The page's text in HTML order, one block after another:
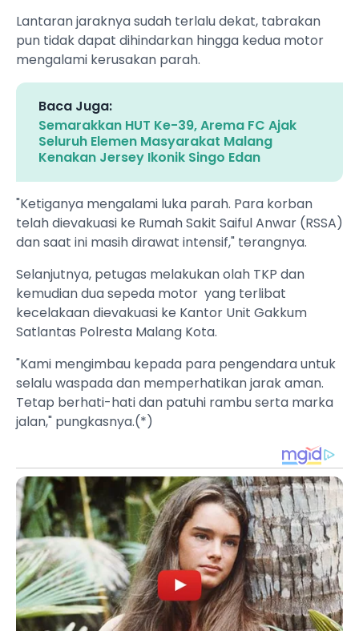
Lantaran jaraknya sudah terlalu dekat, tabrakan
pun tidak dapat dihindarkan hingga kedua motor
mengalami kerusakan parah.
Baca Juga:
Semarakkan HUT Ke-39, Arema FC Ajak
Seluruh Elemen Masyarakat Malang
Kenakan Jersey Ikonik Singo Edan
"Ketiganya mengalami luka parah. Para korban
telah dievakuasi ke Rumah Sakit Saiful Anwar (RSSA)
dan saat ini masih dirawat intensif," terangnya.
Selanjutnya, petugas melakukan olah TKP dan
kemudian dua sepeda motor yang terlibat
kecelakaan dievakuasi ke Kantor Unit Gakkum
Satlantas Polresta Malang Kota.
"Kami mengimbau kepada para pengendara untuk
selalu waspada dan memperhatikan jarak aman.
Tetap berhati-hati dan patuhi rambu serta marka
jalan," pungkasnya.(*)